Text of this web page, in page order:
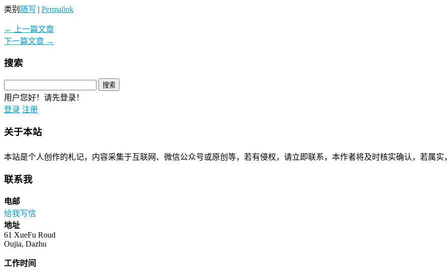
类别 随写 | Permalink
←
上一篇文章
下一篇文章 →
搜索
用户您好！请先登录！
登录 注册
关于本站
本站是个人创作的札记，内容采集于互联网、微信公众号或原创等，若有侵权，请立即联系，本作者将及时核实确认，若属实
联系我
电邮
给我写信
地址
61 XueFu Roud
Oujia, Dazhu
工作时间